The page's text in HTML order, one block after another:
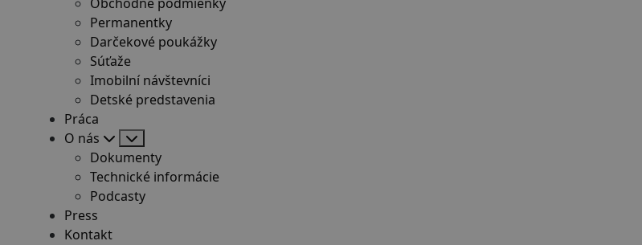
Permanentky
Darčekové poukážky
Súťaže
Imobilní návštevníci
Detské predstavenia
Práca
O nás
Dokumenty
Technické informácie
Podcasty
Press
Kontakt